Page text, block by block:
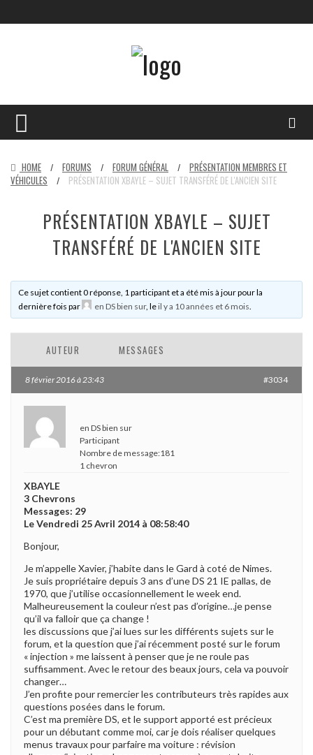
HOME / FORUMS / FORUM GÉNÉRAL /
PRÉSENTATION MEMBRES ET
VÉHICULES
/ PRÉSENTATION XBAYLE – SUJET TRANSFÉRÉ DE L'ANCIEN SITE
PRÉSENTATION XBAYLE – SUJET
TRANSFÉRÉ DE L'ANCIEN SITE
Ce sujet contient 0 réponse, 1 participant et a été mis à jour pour la
dernière fois par
en DS bien sur, leil y a 10 années et 6 mois.
AUTEUR MESSAGES
8 février 2016 à 23:43 #3034
en DS bien sur
Participant
Nombre de message:181
1 chevron
XBAYLE
3 Chevrons
Messages: 29
Le Vendredi 25 Avril 2014 à 08:58:40
Bonjour,
Je m’appelle Xavier, j’habite dans le Gard à coté de Nimes.
Je suis propriétaire depuis 3 ans d’une DS 21 IE pallas, de
1970, que j’utilise occasionnellement le week end.
Malheureusement la couleur n’est pas d’origine…je pense
qu’il va falloir que ça change !
les discussions que j’ai lues sur les différents sujets sur le
forum, et la question que j’ai récemment posté sur le forum
« injection » me laissent à penser que je ne roule pas
suffisamment. Avec le retour des beaux jours, cela va pouvoir
changer…
J’en profite pour remercier les contributeurs très rapides aux
questions posées dans le forum.
C’est ma première DS, et le support apporté est précieux
pour un débutant comme moi, car je dois réaliser quelques
menus travaux pour parfaire ma voiture : révision